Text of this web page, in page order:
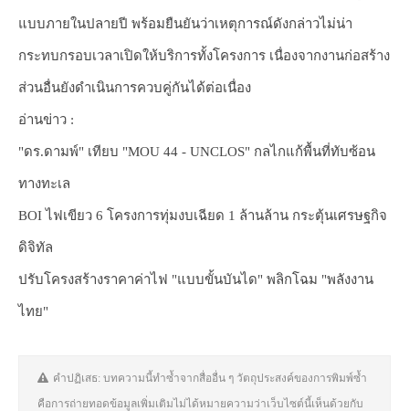
แบบภายในปลายปี พร้อมยืนยันว่าเหตุการณ์ดังกล่าวไม่น่า
กระทบกรอบเวลาเปิดให้บริการทั้งโครงการ เนื่องจากงานก่อสร้าง
ส่วนอื่นยังดำเนินการควบคู่กันได้ต่อเนื่อง
อ่านข่าว :
"ดร.ดามพ์" เทียบ "MOU 44 - UNCLOS" กลไกแก้พื้นที่ทับซ้อน
ทางทะเล
BOI ไฟเขียว 6 โครงการทุ่มงบเฉียด 1 ล้านล้าน กระตุ้นเศรษฐกิจ
ดิจิทัล
ปรับโครงสร้างราคาค่าไฟ "แบบขั้นบันได" พลิกโฉม "พลังงาน
ไทย"
คำปฏิเสธ: บทความนี้ทำซ้ำจากสื่ออื่น ๆ วัตถุประสงค์ของการพิมพ์ซ้ำ
คือการถ่ายทอดข้อมูลเพิ่มเติมไม่ได้หมายความว่าเว็บไซต์นี้เห็นด้วยกับ